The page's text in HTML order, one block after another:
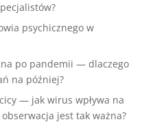
psychicznego w
po pandemii — dlaczego
na później?
— jak wirus wpływa na
jest tak ważna?